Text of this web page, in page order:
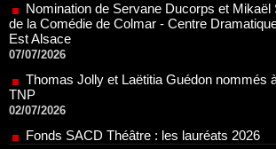
Est Alsace
07/07/2026
Thomas Jolly et Laëtitia Guédon nommés à
TNP
02/07/2026
Fonds SACD Théâtre : les lauréats 2026
23/06/2026
Dispositif ARTCENA Écrire pour le cirque,